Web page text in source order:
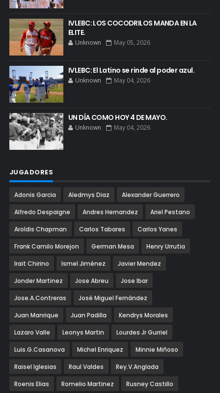
IVLEBC: LOS COCODRILOS MANDA EN LA
ELITE.
Unknown May 05, 2026
IVLEBC: El Latino se rinde al poder azul.
Unknown May 04, 2026
UN DÍA COMO HOY 4 DE MAYO.
Unknown May 04, 2026
JUGADORES
Adonis Garcia Aledmys Diaz Alexander Guerrero
Alfredo Despaigne Andres Hernandez Ariel Pestano
Aroldis Chapman Carlos Tabares Carlos Yanes
Frank Camilo Morejon German Mesa Henry Urrutia
Irait Chirino Ismel Jiménez Javier Mendez
Jonder Martinez Jose Abreu Jose Ibar
Jose.A.Contreras José Miguel Fernández
Juan Manrique Juan Padilla Kendrys Morales
Lazaro Valle Leonys Martin Lourdes Jr Gurriel
Luis.G.Casanova Michel Enriquez Minnie Miñoso
Raisel Iglesias Raul Valdes Rey.V.Anglada
Roenis Elias Romelio Martinez Rusney Castillo